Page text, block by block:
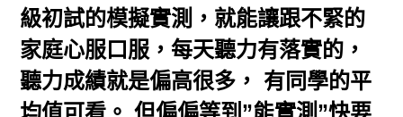
級初試的模擬實測，就能讓跟不緊的
家庭心服口服，每天聽力有落實的，
聽力成績就是偏高很多， 有同學的平
均值可看。 但偏偏等到”能實測”快要